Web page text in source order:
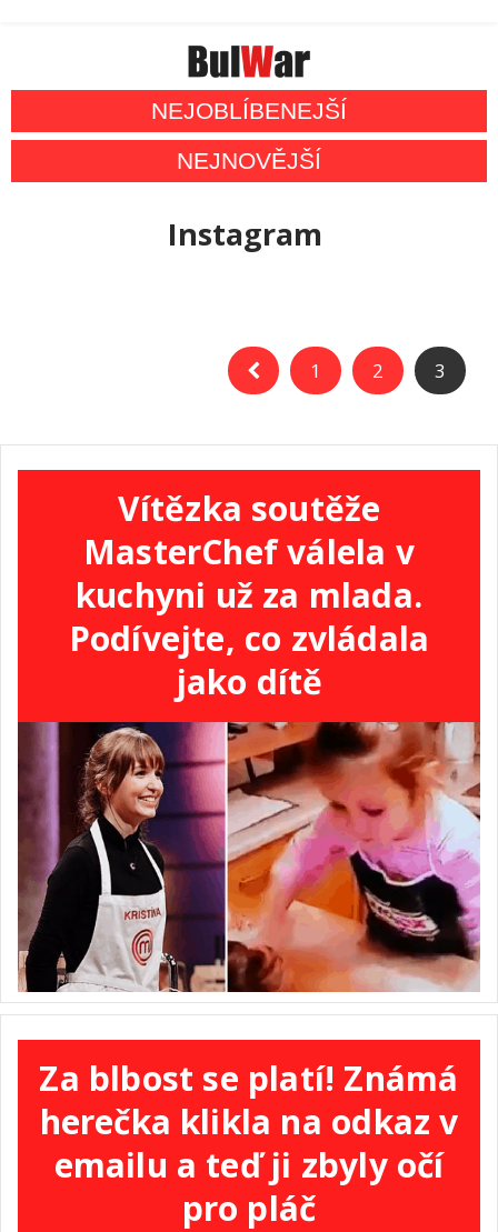
NEJOBLÍBENEJŠÍ
NEJNOVĚJŠÍ
Instagram
1 2 3
Vítězka soutěže
MasterChef válela v
kuchyni už za mlada.
Podívejte, co zvládala
jako dítě
Za blbost se platí! Známá
herečka klikla na odkaz v
emailu a teď ji zbyly očí
pro pláč